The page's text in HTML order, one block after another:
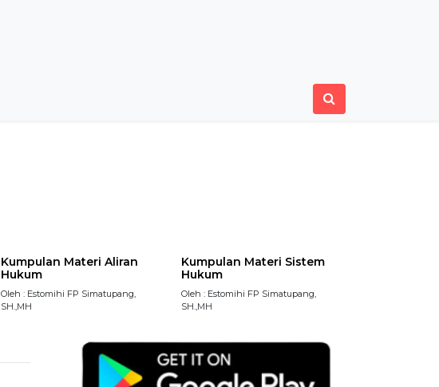
Kumpulan Materi Aliran
Hukum
Oleh : Estomihi FP Simatupang,
SH.,MH
Kumpulan Materi Sistem
Hukum
Oleh : Estomihi FP Simatupang,
SH.,MH